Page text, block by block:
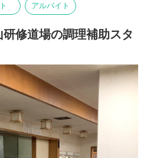
アルバイト
修道場の調理補助スタ